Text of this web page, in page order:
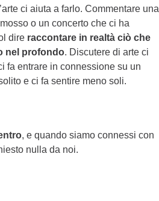
ci aiuta a farlo. Commentare una
o un concerto che ci ha
dire raccontare in realtà ciò che
nel profondo. Discutere di arte ci
fa entrare in connessione su un
e ci fa sentire meno soli.
, e quando siamo connessi con
nulla da noi.